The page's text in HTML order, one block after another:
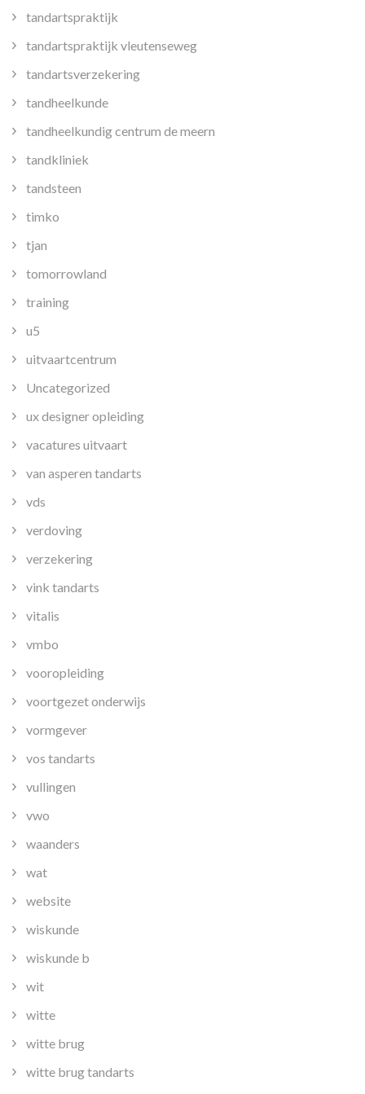
tandartspraktijk
tandartspraktijk vleutenseweg
tandartsverzekering
tandheelkunde
tandheelkundig centrum de meern
tandkliniek
tandsteen
timko
tjan
tomorrowland
training
u5
uitvaartcentrum
Uncategorized
ux designer opleiding
vacatures uitvaart
van asperen tandarts
vds
verdoving
verzekering
vink tandarts
vitalis
vmbo
vooropleiding
voortgezet onderwijs
vormgever
vos tandarts
vullingen
vwo
waanders
wat
website
wiskunde
wiskunde b
wit
witte
witte brug
witte brug tandarts